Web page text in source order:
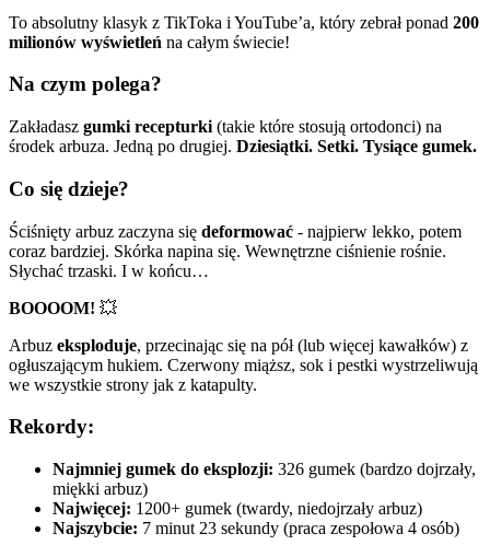
To absolutny klasyk z TikToka i YouTube’a, który zebrał ponad 200
milionów wyświetleń na całym świecie!
Na czym polega?
Zakładasz gumki recepturki (takie które stosują ortodonci) na
środek arbuza. Jedną po drugiej. Dziesiątki. Setki. Tysiące gumek.
Co się dzieje?
Ściśnięty arbuz zaczyna się deformować - najpierw lekko, potem
coraz bardziej. Skórka napina się. Wewnętrzne ciśnienie rośnie.
Słychać trzaski. I w końcu…
BOOOOM! 💥
Arbuz eksploduje, przecinając się na pół (lub więcej kawałków) z
ogłuszającym hukiem. Czerwony miąższ, sok i pestki wystrzeliwują
we wszystkie strony jak z katapulty.
Rekordy:
Najmniej gumek do eksplozji: 326 gumek (bardzo dojrzały,
miękki arbuz)
Najwięcej: 1200+ gumek (twardy, niedojrzały arbuz)
Najszybcie: 7 minut 23 sekundy (praca zespołowa 4 osób)